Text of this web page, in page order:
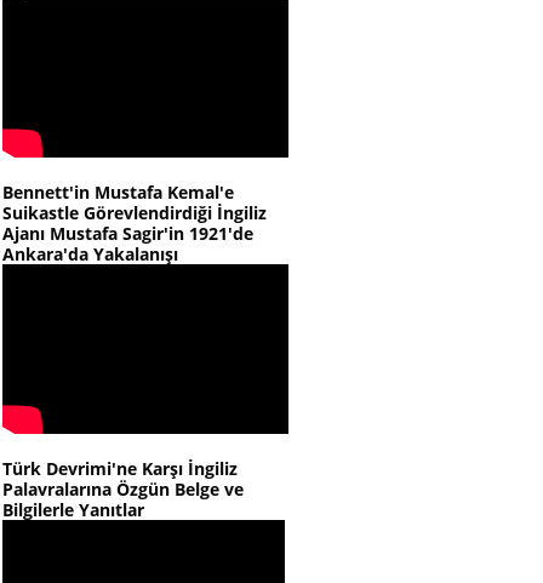
Bennett'in Mustafa Kemal'e
Suikastle Görevlendirdiği İngiliz
Ajanı Mustafa Sagir'in 1921'de
Ankara'da Yakalanışı
Türk Devrimi'ne Karşı İngiliz
Palavralarına Özgün Belge ve
Bilgilerle Yanıtlar